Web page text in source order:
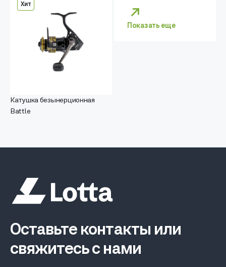
Хит
Катушка безынерционная
Battle
Показать еще
Оставьте контакты или
свяжитесь с нами